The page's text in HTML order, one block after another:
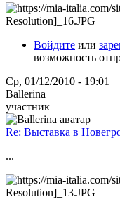
Войдите или
возможность
Ср, 01/12/2010 - 19:01
Ballerina
участник
Re: Выставка в
...